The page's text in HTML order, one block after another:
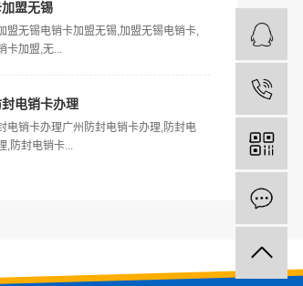
加盟无锡
盟无锡电销卡加盟无锡,加盟无锡电销卡,
卡加盟,无...
电销卡办理
电销卡办理广州防封电销卡办理,防封电
,防封电销卡...